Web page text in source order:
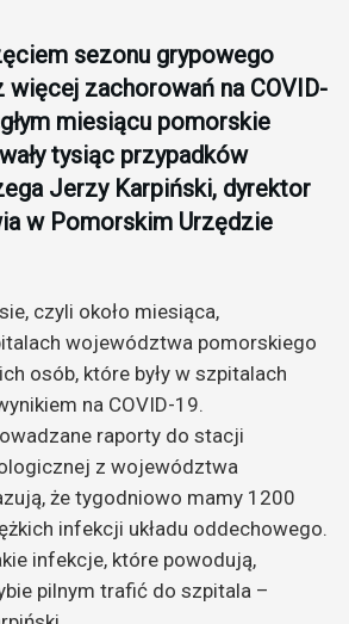
sezonu grypowego
zachorowań na COVID-
miesiącu pomorskie
tysiąc przypadków
Jerzy Karpiński, dyrektor
w Pomorskim Urzędzie
czyli około miesiąca,
województwa pomorskiego
osób, które były w szpitalach
na COVID-19.
raporty do stacji
z województwa
że tygodniowo mamy 1200
infekcji układu oddechowego.
infekcje, które powodują,
pilnym trafić do szpitala –